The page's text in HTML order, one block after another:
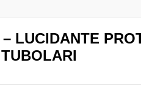
LUCIDANTE